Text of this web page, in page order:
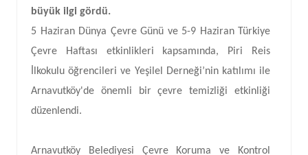
büyük ilgi gördü.
5 Haziran Dünya Çevre Günü ve 5-9 Haziran Türkiye
Çevre Haftası etkinlikleri kapsamında, Piri Reis
İlkokulu öğrencileri ve Yeşilel Derneği’nin katılımı ile
Arnavutköy'de önemli bir çevre temizliği etkinliği
düzenlendi.
Arnavutköy Belediyesi Çevre Koruma ve Kontrol